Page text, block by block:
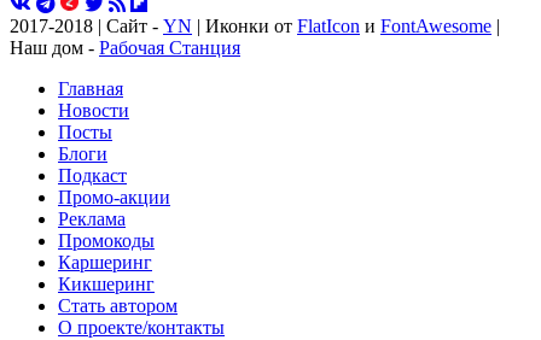
2017-2018 | Сайт - YN | Иконки от FlatIcon и FontAwesome |
Наш дом - Рабочая Станция
Главная
Новости
Посты
Блоги
Подкаст
Промо-акции
Реклама
Промокоды
Каршеринг
Кикшеринг
Стать автором
О проекте/контакты